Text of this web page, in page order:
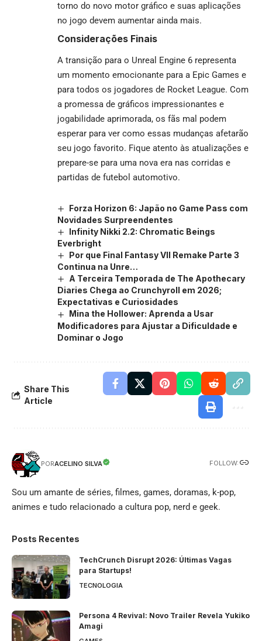
torno do novo motor gráfico e suas aplicações
no jogo devem aumentar ainda mais.
Considerações Finais
A transição para o Unreal Engine 6 representa
um momento emocionante para a Epic Games e
para todos os jogadores de Rocket League. Com
a promessa de gráficos impressionantes e
jogabilidade aprimorada, os fãs mal podem
esperar para ver como essas mudanças afetarão
seu jogo favorito. Fique atento às atualizações e
prepare-se para uma nova era nas corridas e
partidas de futebol automotivo.
Forza Horizon 6: Japão no Game Pass com
Novidades Surpreendentes
Infinity Nikki 2.2: Chromatic Beings
Everbright
Por que Final Fantasy VII Remake Parte 3
Continua na Unre…
A Terceira Temporada de The Apothecary
Diaries Chega ao Crunchyroll em 2026;
Expectativas e Curiosidades
Mina the Hollower: Aprenda a Usar
Modificadores para Ajustar a Dificuldade e
Dominar o Jogo
Share This
Article
PORACELINO SILVA FOLLOW:
Sou um amante de séries, filmes, games, doramas, k-pop,
animes e tudo relacionado a cultura pop, nerd e geek.
Posts Recentes
TechCrunch Disrupt 2026: Últimas Vagas
para Startups!
TECNOLOGIA
Persona 4 Revival: Novo Trailer Revela Yukiko
Amagi